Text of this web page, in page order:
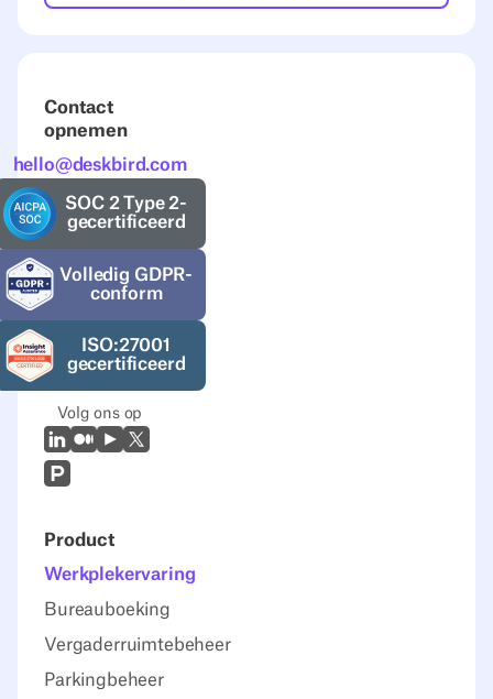
Contact
opnemen
hello@deskbird.com
SOC 2 Type 2-
gecertificeerd
Volledig GDPR-
conform
ISO:27001
gecertificeerd
Volg ons op
LinkedIn
Medium
YoutubeX (Twitter)
Prodcut Hunt
Product
Werkplekervaring
Bureauboeking
Vergaderruimtebeheer
Parkingbeheer